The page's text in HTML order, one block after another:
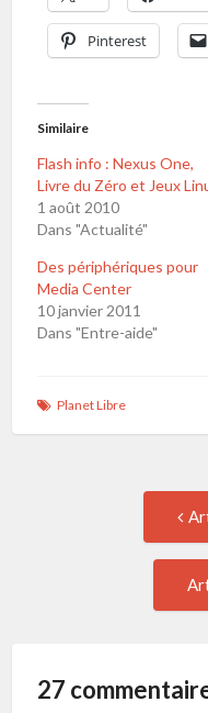
Pinterest
Similaire
Flash info : Nexus One,
Livre du Zéro et Jeux
1 août 2010
Dans "Actualité"
Des périphériques pour
Media Center
10 janvier 2011
Dans "Entre-aide"
Planet Libre
Navigation
27